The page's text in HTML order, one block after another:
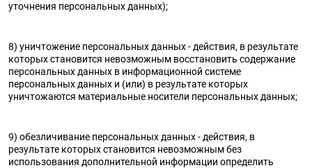
уточнения персональных данных);
8) уничтожение персональных данных - действия, в результате
которых становится невозможным восстановить содержание
персональных данных в информационной системе
персональных данных и (или) в результате которых
уничтожаются материальные носители персональных данных;
9) обезличивание персональных данных - действия, в
результате которых становится невозможным без
использования дополнительной информации определить